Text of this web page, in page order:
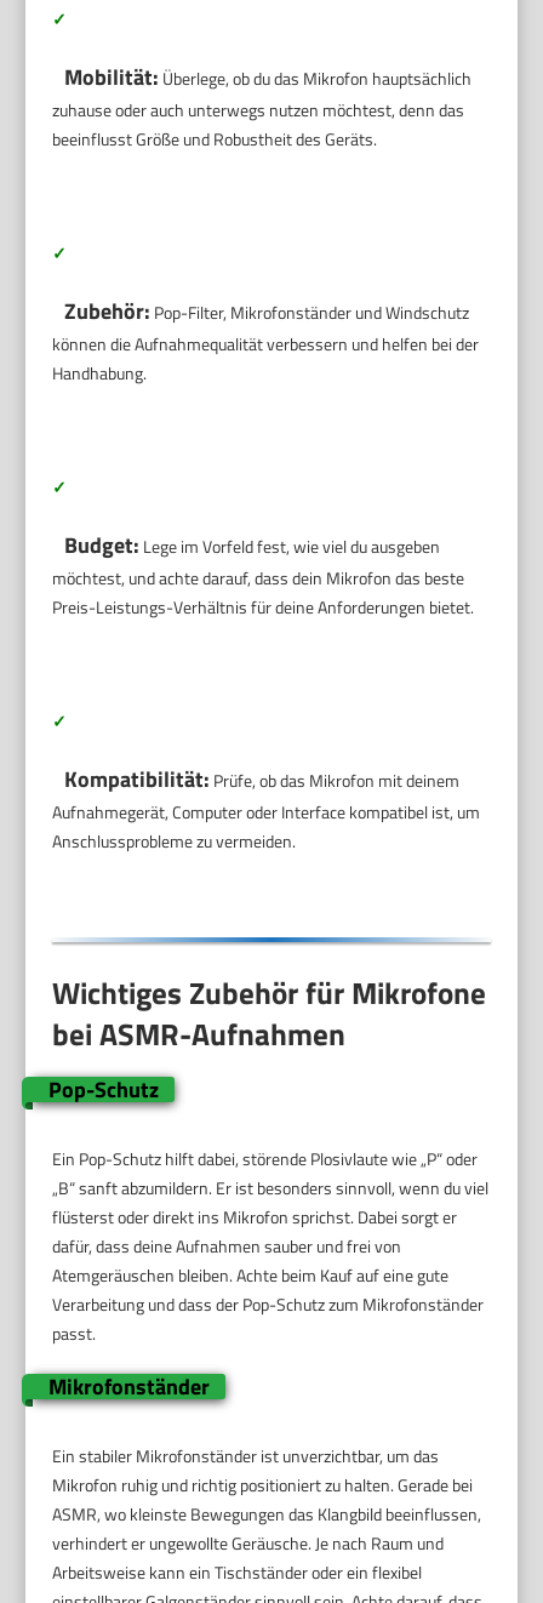
✓
Mobilität: Überlege, ob du das Mikrofon hauptsächlich
zuhause oder auch unterwegs nutzen möchtest, denn das
beeinflusst Größe und Robustheit des Geräts.
✓
Zubehör: Pop-Filter, Mikrofonständer und Windschutz
können die Aufnahmequalität verbessern und helfen bei der
Handhabung.
✓
Budget: Lege im Vorfeld fest, wie viel du ausgeben
möchtest, und achte darauf, dass dein Mikrofon das beste
Preis-Leistungs-Verhältnis für deine Anforderungen bietet.
✓
Kompatibilität: Prüfe, ob das Mikrofon mit deinem
Aufnahmegerät, Computer oder Interface kompatibel ist, um
Anschlussprobleme zu vermeiden.
Wichtiges Zubehör für Mikrofone
bei ASMR-Aufnahmen
Pop-Schutz
Ein Pop-Schutz hilft dabei, störende Plosivlaute wie „P“ oder
„B“ sanft abzumildern. Er ist besonders sinnvoll, wenn du viel
flüsterst oder direkt ins Mikrofon sprichst. Dabei sorgt er
dafür, dass deine Aufnahmen sauber und frei von
Atemgeräuschen bleiben. Achte beim Kauf auf eine gute
Verarbeitung und dass der Pop-Schutz zum Mikrofonständer
passt.
Mikrofonständer
Ein stabiler Mikrofonständer ist unverzichtbar, um das
Mikrofon ruhig und richtig positioniert zu halten. Gerade bei
ASMR, wo kleinste Bewegungen das Klangbild beeinflussen,
verhindert er ungewollte Geräusche. Je nach Raum und
Arbeitsweise kann ein Tischständer oder ein flexibel